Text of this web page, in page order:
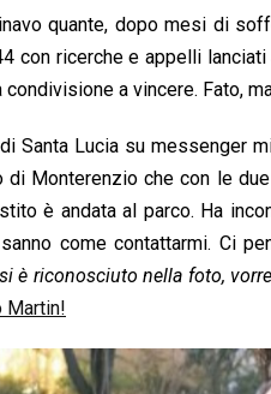
quante, dopo mesi di
con ricerche e appelli
a vincere. Fato,
Santa Lucia su messenger
Monterenzio che con le
è andata al parco. Ha
come contattarmi. Ci
è riconosciuto nella foto,
Martin!